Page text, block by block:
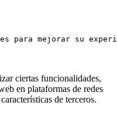
para mejorar su
ciertas funcionalidades,
en plataformas de redes
de terceros.